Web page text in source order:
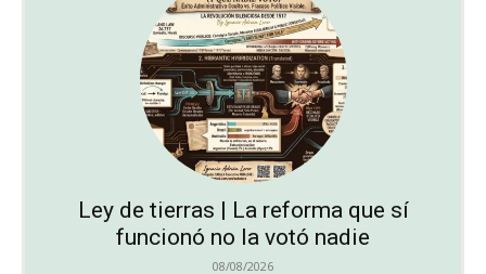
Ley de tierras | La reforma que sí
funcionó no la votó nadie
08/08/2026